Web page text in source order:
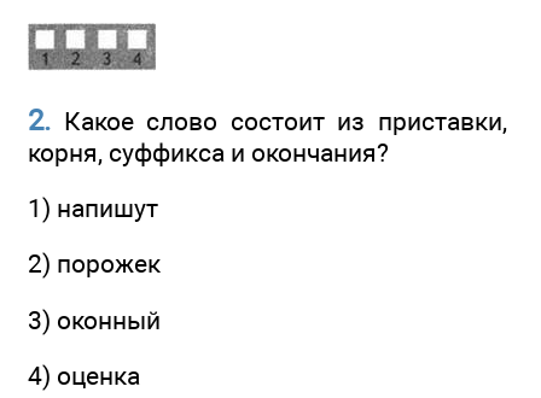
2. Какое слово состоит из приставки,
корня, суффикса и окончания?
1) напишут
2) порожек
3) оконный
4) оценка